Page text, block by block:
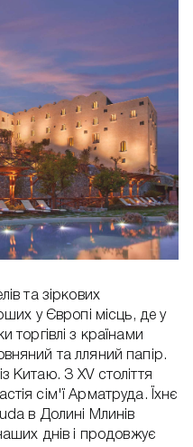
та зіркових
у Європі місць, де у
торгівлі з країнами
та лляний папір.
Китаю. З XV століття
сім'ї Арматруда. Їхнє
в Долині Млинів
днів і продовжує